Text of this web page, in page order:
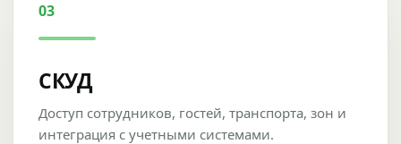
03
СКУД
Доступ сотрудников, гостей, транспорта, зон и
интеграция с учетными системами.